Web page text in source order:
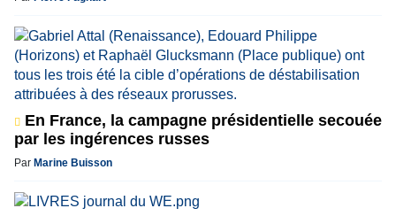
En France, la campagne présidentielle secouée
par les ingérences russes
Par Marine Buisson